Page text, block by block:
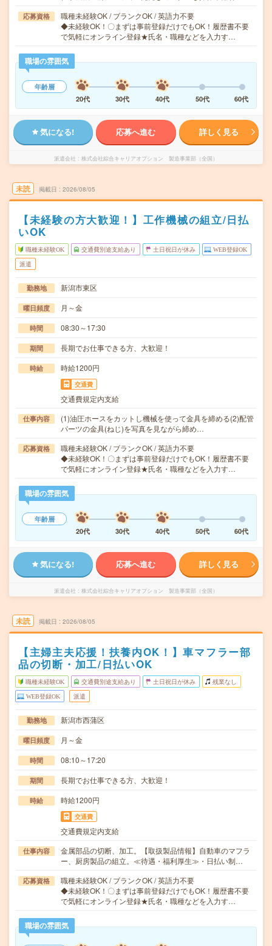
応募資格
職種未経験OK / ブランクOK / 英語力不要
◆未経験OK！〇まずは事前登録だけでもOK！履歴書不要
で気軽にオンライン登録★氏名・職種などを入力す…
職場の雰囲気
年齢層
20代
30代 40代 50代 60代
気になる! 応募へ進む 詳しく見る
派遣会社 株式会社綜合キャリアオプション 製造事業部（全国）
未読 掲載日 2026/08/05
【未経験の方大歓迎！】工作機械の組立/日払
いOK
職種未経験OK 交通費別途支給あり 土日祝日が休み WEB登録OK
派遣
勤務地 新潟市東区
曜日頻度 月～金
時間 08:30～17:30
期間 長期でお仕事できる方、大歓迎！
時給 時給1200円
交通費
交通費規定内支給
仕事内容
(1)油圧ホースをカットし機械を使って金具を締める(2)配管
パーツの金具(ねじ)を写真を見ながら締め…
応募資格
職種未経験OK / ブランクOK / 英語力不要
◆未経験OK！〇まずは事前登録だけでもOK！履歴書不要
で気軽にオンライン登録★氏名・職種などを入力す…
職場の雰囲気
年齢層
20代
30代 40代 50代 60代
気になる! 応募へ進む 詳しく見る
派遣会社 株式会社綜合キャリアオプション 製造事業部（全国）
未読 掲載日 2026/08/05
【主婦主夫応援！扶養内OK！】車マフラー部
品の切断・加工/日払いOK
職種未経験OK 交通費別途支給あり 土日祝日が休み 残業なし
WEB登録OK 派遣
勤務地 新潟市西蒲区
曜日頻度 月～金
時間 08:10～17:20
期間 長期でお仕事できる方、大歓迎！
時給 時給1200円
交通費
交通費規定内支給
仕事内容
金属部品の切断、加工。【取扱製品情報】自動車のマフラ
ー、厨房製品の組立。≪待遇・福利厚生≫・日払い制…
応募資格
職種未経験OK / ブランクOK / 英語力不要
◆未経験OK！〇まずは事前登録だけでもOK！履歴書不要
で気軽にオンライン登録★氏名・職種などを入力す…
職場の雰囲気